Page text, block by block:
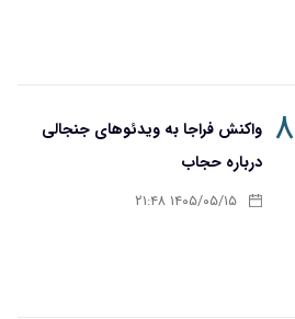
۸ واکنش فراجا به ویدئوهای جنجالی
درباره حجاب
۱۴۰۵/۰۵/۱۵ ۲۱:۴۸